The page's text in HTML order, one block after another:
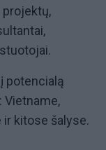
projektų,
potencialą
Vietname,
kitose šalyse.